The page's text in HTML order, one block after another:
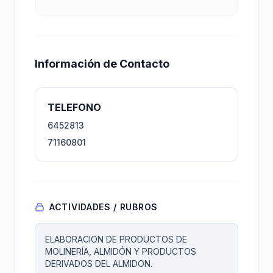
Información de Contacto
TELEFONO
6452813
71160801
ACTIVIDADES / RUBROS
ELABORACION DE PRODUCTOS DE
MOLINERÍA, ALMIDÓN Y PRODUCTOS
DERIVADOS DEL ALMIDON.